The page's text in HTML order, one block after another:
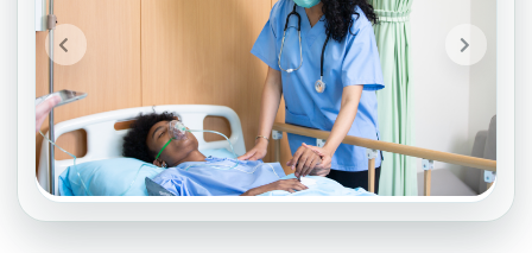
Qualitätssicherung: Kanonische URL, Robots-Angaben,